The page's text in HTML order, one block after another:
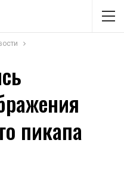
пикапа